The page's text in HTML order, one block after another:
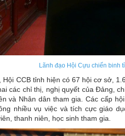
Lãnh đạo Hội Cựu chiến binh
CCB tỉnh hiện có 67 hội cơ sở,
các chỉ thị, nghị quyết của Đảng,
và Nhân dân tham gia. Các cấp
nhiều vụ việc và tích cực giáo
thanh niên, học sinh tham gia.